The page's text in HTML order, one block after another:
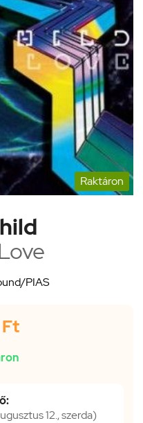
Raktáron
PIAS
Ft
12., szerda)